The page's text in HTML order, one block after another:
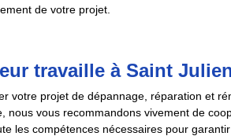
de votre projet.
travaille à Saint
votre projet de dépannage, réparation et
nous vous recommandons vivement de
les compétences nécessaires pour